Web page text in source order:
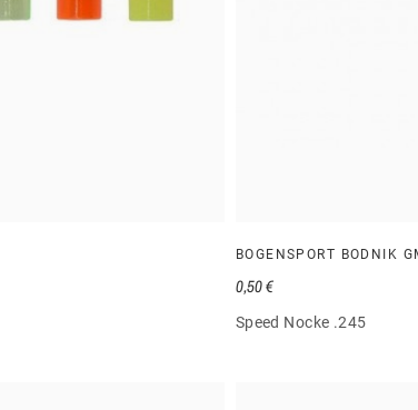
BOGENSPORT BODNIK
Speed Nocke .245
0,50 €